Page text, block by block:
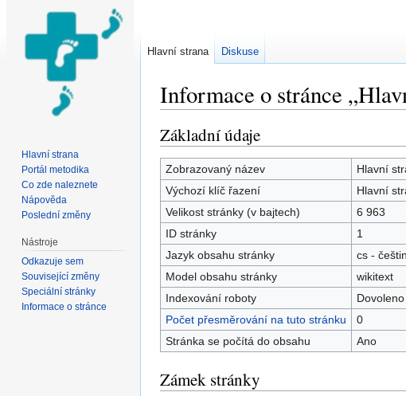
Informace o stránce
Základní údaje
Zobrazovaný název
Hlavní
Výchozí klíč řazení
Hlavní
Velikost stránky (v bajtech)
6 963
ID stránky
1
Jazyk obsahu stránky
cs -
Model obsahu stránky
wikitext
Indexování roboty
Dovoleno
Počet přesměrování na tuto stránku
0
Stránka se počítá do obsahu
Ano
Zámek stránky
Hlavní strana Diskuse
Hlavní strana
Portál metodika
Co zde naleznete
Nápověda
Poslední změny
Nástroje
Odkazuje sem
Související změny
Speciální stránky
Informace o stránce